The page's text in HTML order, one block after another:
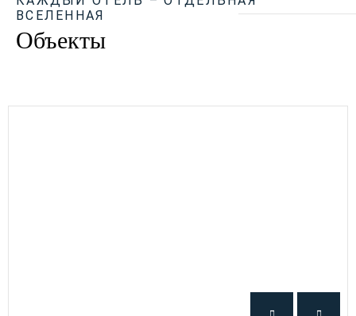
ВСЕЛЕННАЯ
Объекты